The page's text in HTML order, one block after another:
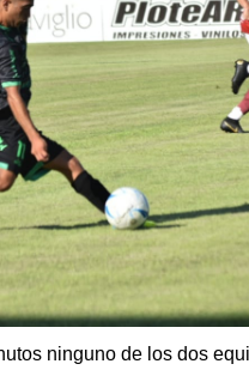
ninguno de los dos